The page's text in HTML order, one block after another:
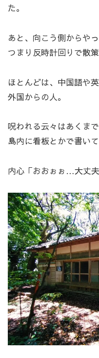
た。
あと、向こう側からや
つまり反時計回りで散
ほとんどは、中国語や
外国からの人。
呪われる云々はあくま
島内に看板とかで書い
内心「おおぉぉ…大丈